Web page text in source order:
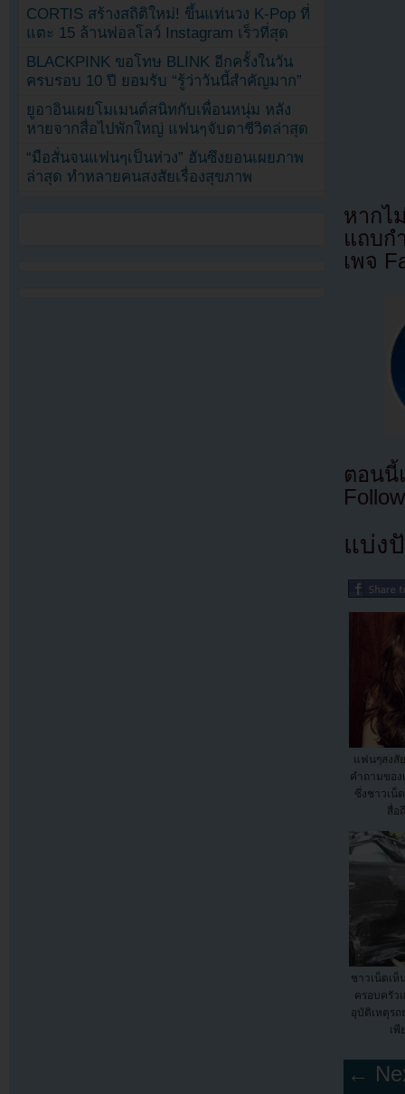
หากไ
แถบก
เพจ
ตอนนี้
แบ่ง
แฟนๆสงสั
คำถามของ
ซึ่งชาวเน็
สื่อ
ชาวเน็ตเห็
ครอบครัว
อุบัติเหตุร
เพี
←
CORTIS สร้างสถิติใหม่! ขึ้นแท่นวง K-Pop ที่
แตะ 15 ล้านฟอลโลว์ Instagram เร็วที่สุด
BLACKPINK ขอโทษ BLINK อีกครั้งในวัน
ครบรอบ 10 ปี ยอมรับ “รู้ว่าวันนี้สำคัญมาก”
ยูอาอินเผยโมเมนต์สนิทกับเพื่อนหนุ่ม หลัง
หายจากสื่อไปพักใหญ่ แฟนๆจับตาชีวิตล่าสุด
“มือสั่นจนแฟนๆเป็นห่วง” ฮันซึงยอนเผยภาพ
ล่าสุด ทำหลายคนสงสัยเรื่องสุขภาพ